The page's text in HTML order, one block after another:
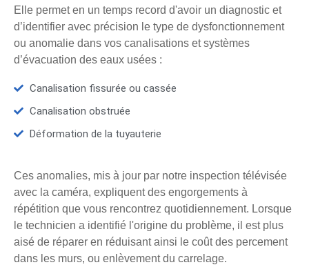
Elle permet en un temps record d'avoir un diagnostic et
d’identifier avec précision le type de dysfonctionnement
ou anomalie dans vos canalisations et systèmes
d’évacuation des eaux usées :
Canalisation fissurée ou cassée
Canalisation obstruée
Déformation de la tuyauterie
Ces anomalies, mis à jour par notre inspection télévisée
avec la caméra, expliquent des engorgements à
répétition que vous rencontrez quotidiennement. Lorsque
le technicien a identifié l'origine du problème, il est plus
aisé de réparer en réduisant ainsi le coût des percement
dans les murs, ou enlèvement du carrelage.